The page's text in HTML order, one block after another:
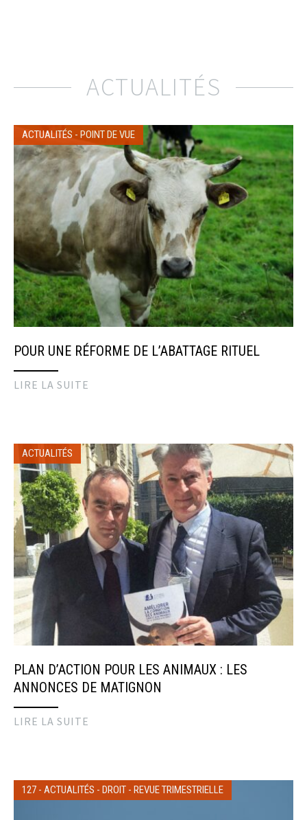
ACTUALITÉS
ACTUALITÉS - POINT DE VUE
POUR UNE RÉFORME DE L’ABATTAGE RITUEL
LIRE LA SUITE
ACTUALITÉS
PLAN D’ACTION POUR LES ANIMAUX : LES
ANNONCES DE MATIGNON
LIRE LA SUITE
127 - ACTUALITÉS - DROIT - REVUE TRIMESTRIELLE